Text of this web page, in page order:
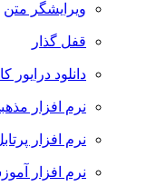
ویرایشگر متن
قفل گذار
دانلود درایور
نرم افزار
نرم افزار
نرم افزار